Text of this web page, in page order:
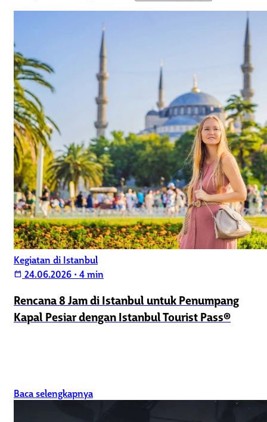
Kegiatan di Istanbul
calendar_today 24.06.2026 • 4 min
Rencana 8 Jam di Istanbul untuk Penumpang
Kapal Pesiar dengan Istanbul Tourist Pass®
Baca selengkapnya